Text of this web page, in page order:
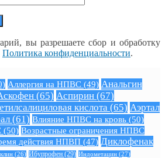
вы разрешаете сбор и обработку
Политика конфиденциальности.
Аллергия на НПВС (49) Анальгин
(65) Аспирин (67)
кислота (65) Аэртал
(61) Влияние НПВС на кровь (50)
(50) Возрастные ограничения НПВС
действия НПВП (47) Диклофенак
(26) Ибупрофен (29) Индометацин (27)